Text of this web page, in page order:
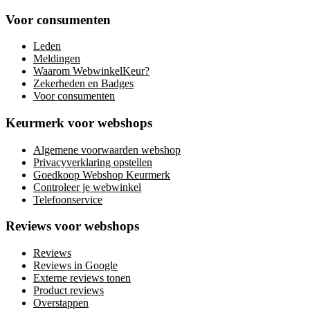
Voor consumenten
Leden
Meldingen
Waarom WebwinkelKeur?
Zekerheden en Badges
Voor consumenten
Keurmerk voor webshops
Algemene voorwaarden webshop
Privacyverklaring opstellen
Goedkoop Webshop Keurmerk
Controleer je webwinkel
Telefoonservice
Reviews voor webshops
Reviews
Reviews in Google
Externe reviews tonen
Product reviews
Overstappen